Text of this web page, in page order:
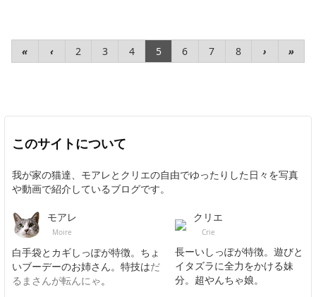
« ‹ 2 3 4 5 6 7 8 › »
このサイトについて
我が家の猫達、モアレとクリエの自由でゆったりした日々を写真
や動画で紹介しているブログです。
モアレ
Moire
白手袋とカギしっぽが特徴。ちょ
いブーデーのお姉さん。特技はだ
るまさんが転んにゃ。
クリエ
Crie
長ーいしっぽが特徴。遊びと
イタズラに全力をかける妹
分。超やんちゃ娘。